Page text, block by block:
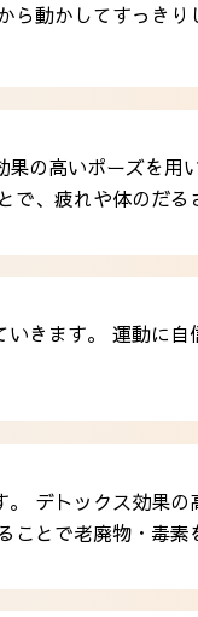
動かしてすっきり
の高いポーズを用
、疲れや体のだる
きます。 運動に
デトックス効果
とで老廃物・毒素